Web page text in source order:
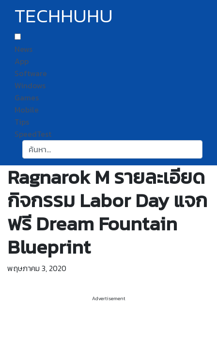
TECHHUHU
News
App
Software
Windows
Games
Mobile
Tips
SpeedTest
ค้นหา:
Ragnarok M รายละเอียด
กิจกรรม Labor Day แจก
ฟรี Dream Fountain
Blueprint
พฤษภาคม 3, 2020
Advertisement